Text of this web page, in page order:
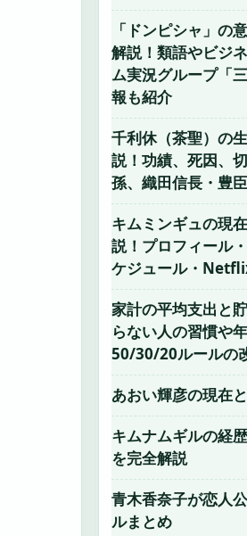
「ドンピシャ」の
解説！類語やビジ
ム実況グループ「
報も紹介
千利休（茶聖）の
説！功績、死因、
孫、織田信長・豊
キムミンギュの現
説！プロフィール
ケジュール・
家計の平均支出と
らない人の習慣や
50/30/20ルールの
あおい輝彦の現在
キムナムギルの経
を完全解説
青木香奈子が恋人
ルまとめ